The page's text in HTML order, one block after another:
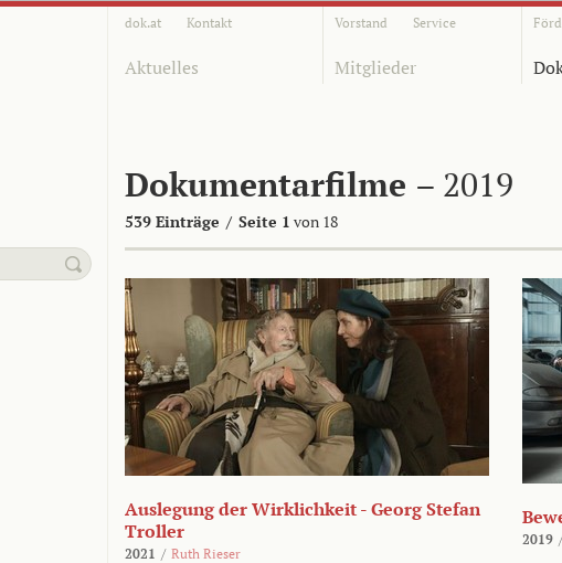
dok.at Kontakt Vorstand Service
Aktuelles Mitglieder
Dokumentarfilme – 2019
539 Einträge / Seite 1 von 18
Auslegung der Wirklichkeit - Georg Stefan
Troller
2021 / Ruth Rieser
2019